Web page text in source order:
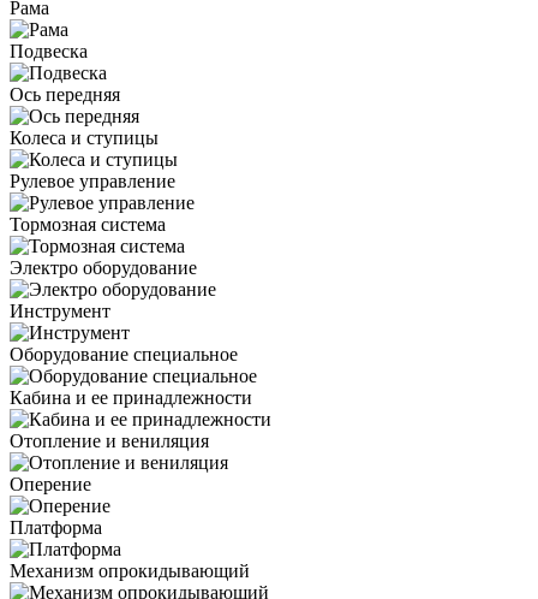
Рама
Подвеска
Ось передняя
Колеса и ступицы
Рулевое управление
Тормозная система
Электро оборудование
Инструмент
Оборудование специальное
Кабина и ее принадлежности
Отопление и вениляция
Оперение
Платформа
Механизм опрокидывающий